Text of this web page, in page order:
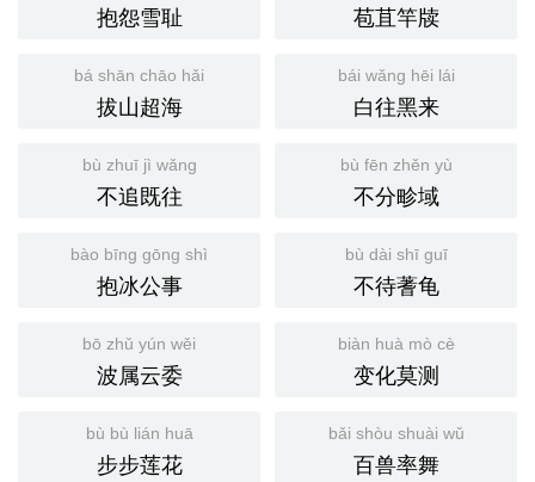
抱怨雪耻 苞苴竿牍
bá shān chāo hǎi
拔山超海
bái wǎng hēi lái
白往黑来
bù zhuī jì wǎng
不追既往
bù fēn zhěn yù
不分畛域
bào bīng gōng shì
抱冰公事
bù dài shī guī
不待蓍龟
bō zhǔ yún wěi
波属云委
biàn huà mò cè
变化莫测
bù bù lián huā
步步莲花
bǎi shòu shuài wǔ
百兽率舞